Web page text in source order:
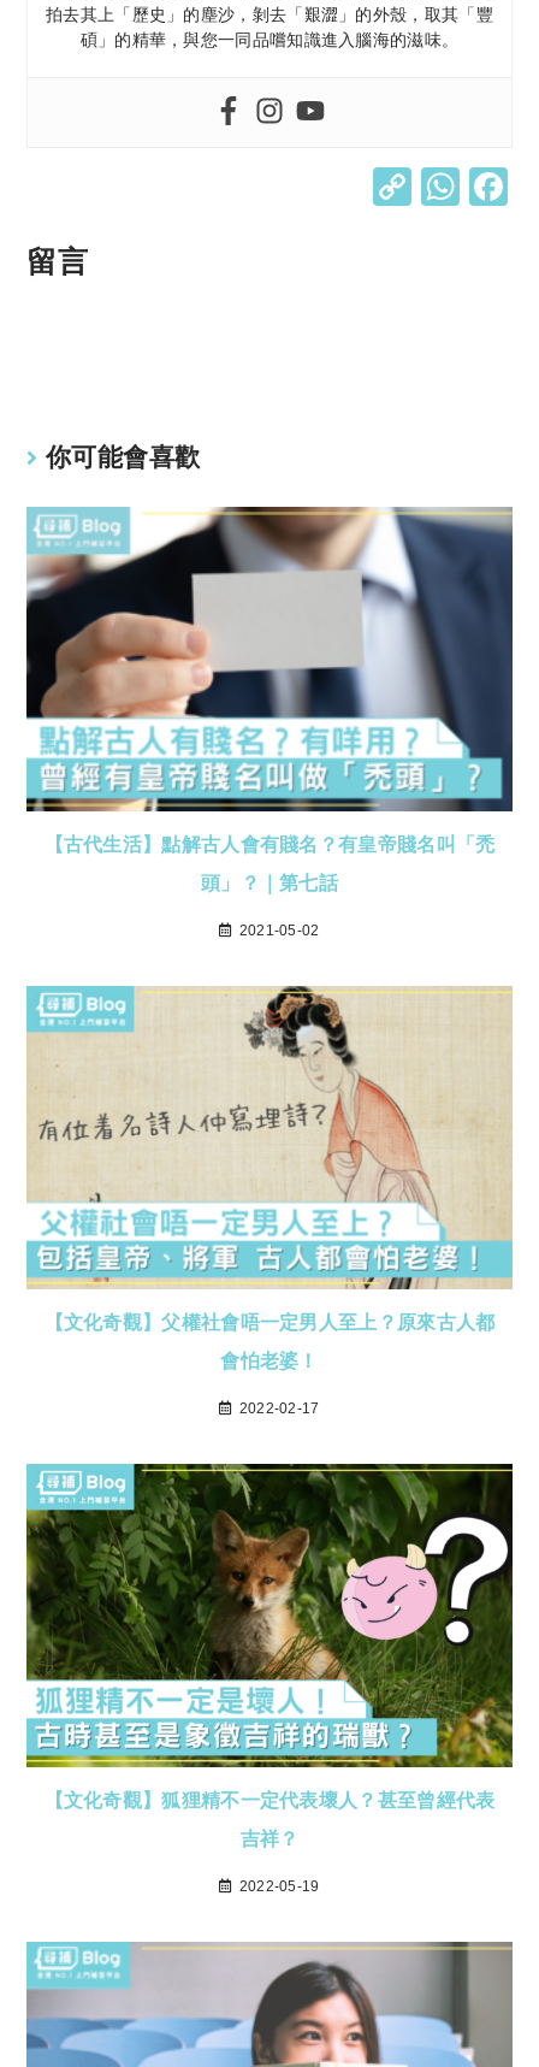
拍去其上「歷史」的塵沙，剝去「艱澀」的外殼，取其「豐
碩」的精華，與您一同品嚐知識進入腦海的滋味。
C W
留言
你可能會喜歡
【古代生活】點解古人會有賤名？有皇帝賤名叫「禿
頭」？｜第七話
2021-05-02
【文化奇觀】父權社會唔一定男人至上？原來古人都
會怕老婆！
2022-02-17
【文化奇觀】狐狸精不一定代表壞人？甚至曾經代表
吉祥？
2022-05-19